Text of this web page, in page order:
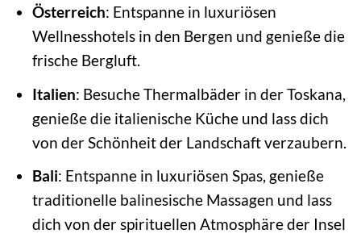
Österreich: Entspanne in luxuriösen
Wellnesshotels in den Bergen und genieße die
frische Bergluft.
Italien: Besuche Thermalbäder in der Toskana,
genieße die italienische Küche und lass dich
von der Schönheit der Landschaft verzaubern.
Bali: Entspanne in luxuriösen Spas, genieße
traditionelle balinesische Massagen und lass
dich von der spirituellen Atmosphäre der Insel